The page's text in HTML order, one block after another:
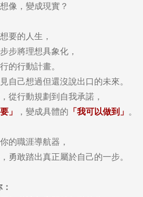
像，變成現實？
要的人生，
步將理想具象化，
的行動計畫。
自己想過但還沒說出口的未來。
從行動規劃到自我承諾，
」 ，變成具體的 「我可以做到」 。
的職涯導航器，
勇敢踏出真正屬於自己的一步。